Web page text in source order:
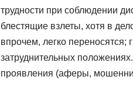
трудности при соблюдении
блестящие взлеты, хотя в
впрочем, легко
затруднительных
проявления (аферы,